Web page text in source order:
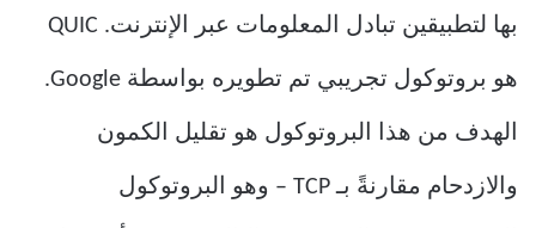
بها لتطبيقين تبادل المعلومات عبر الإنترنت. QUIC
هو بروتوكول تجريبي تم تطويره بواسطة Google.
الهدف من هذا البروتوكول هو تقليل الكمون
والازدحام مقارنةً بـ TCP – وهو البروتوكول